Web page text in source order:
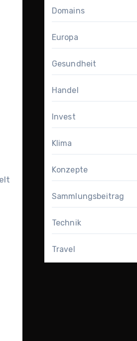
Domains
Europa
Gesundheit
Handel
Invest
Klima
Konzepte
Sammlungsbeitrag
Technik
Travel